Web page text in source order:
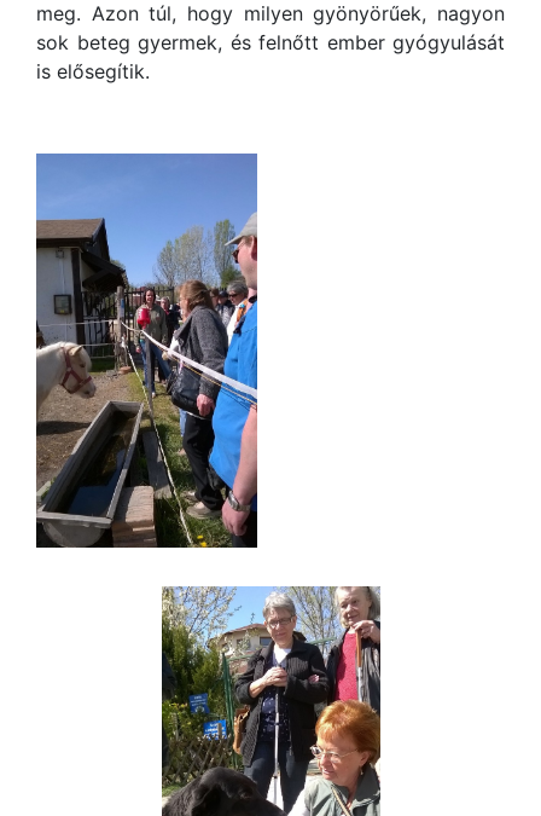
meg. Azon túl, hogy milyen gyönyörűek, nagyon
sok beteg gyermek, és felnőtt ember gyógyulását
is elősegítik.